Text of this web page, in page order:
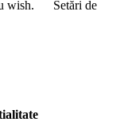
wish.
Setări de